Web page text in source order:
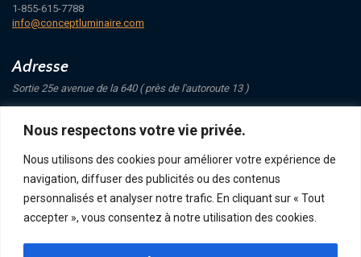
Nous respectons votre vie privée.
Nous utilisons des cookies pour améliorer votre expérience de
navigation, diffuser des publicités ou des contenus
personnalisés et analyser notre trafic. En cliquant sur « Tout
accepter », vous consentez à notre utilisation des cookies.
1-855-615-7788
info@conceptluminaire.com
Adresse
Sortie 25e avenue de la 640 ( près de l'autoroute 13 )
Saint-Eustache
Suivez-nous